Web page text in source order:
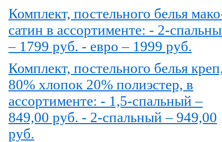
Комплект, постельного белья
сатин в ассортименте: - 2-
– 1799 руб. - евро – 1999 руб.
Комплект, постельного белья
80% хлопок 20% полиэстер, в
ассортименте: - 1,5-спальный –
849,00 руб. - 2-спальный – 949,00
руб.